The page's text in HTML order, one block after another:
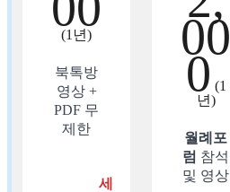
(1년)
북톡방
영상 +
PDF 무
제한
세
00
0 (1
년)
월례포
럼 참석
및 영상